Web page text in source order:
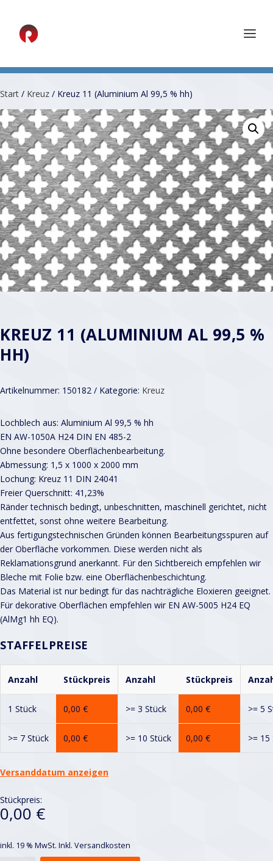
Start / Kreuz / Kreuz 11 (Aluminium Al 99,5 % hh)
KREUZ 11 (ALUMINIUM AL 99,5 %
HH)
Artikelnummer: 150182 Kategorie: Kreuz
Lochblech aus: Aluminium Al 99,5 % hh
EN AW-1050A H24 DIN EN 485-2
Ohne besondere Oberflächenbearbeitung.
Abmessung: 1,5 x 1000 x 2000 mm
Lochung: Kreuz 11 DIN 24041
Freier Querschnitt: 41,23%
Ränder technisch bedingt, unbeschnitten, maschinell gerichtet, nicht
entfettet, sonst ohne weitere Bearbeitung.
Aus fertigungstechnischen Gründen können Bearbeitungsspuren auf
der Oberfläche vorkommen. Diese werden nicht als
Reklamationsgrund anerkannt. Für den Sichtbereich empfehlen wir
Bleche mit Folie bzw. eine Oberflächenbeschichtung.
Das Material ist nur bedingt für das nachträgliche Eloxieren geeignet.
Für dekorative Oberflächen empfehlen wir EN AW-5005 H24 EQ
(AlMg1 hh EQ).
STAFFELPREISE
Anzahl Stückpreis Anzahl Stückpreis
1 Stück 0,00 € >= 3 Stück 0,00 € >= 5
>= 7 Stück 0,00 € >= 10 Stück 0,00 € >= 15
Versanddatum anzeigen
Stückpreis:
0,00 €
inkl. 19 % MwSt. Inkl. Versandkosten